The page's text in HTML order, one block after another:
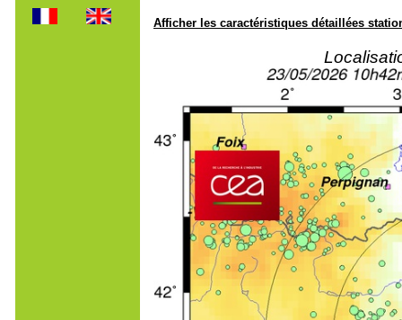
Afficher les caractéristiques détaillées